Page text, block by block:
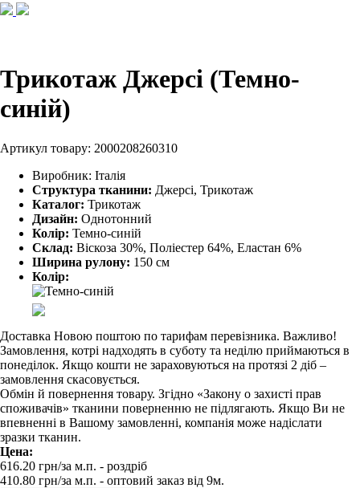
Трикотаж Джерсі (Темно-
синій)
Артикул товару: 2000208260310
Виробник: Італія
Структура тканини: Джерсі, Трикотаж
Каталог: Трикотаж
Дизайн: Однотонний
Колір: Темно-синій
Склад: Віскоза 30%, Поліестер 64%, Еластан 6%
Ширина рулону: 150 см
Колір:
Доставка Новою поштою по тарифам перевізника. Важливо!
Замовлення, котрі надходять в суботу та неділю приймаються в
понеділок. Якщо кошти не зараховуються на протязі 2 діб –
замовлення скасовується.
Обмін й повернення товару. Згідно «Закону о захисті прав
споживачів» тканини поверненню не підлягають. Якщо Ви не
впевненні в Вашому замовленні, компанія може надіслати
зразки тканин.
Цена:
616.20 грн/за м.п. - роздрiб
410.80 грн/за м.п. - оптовий заказ вiд 9м.